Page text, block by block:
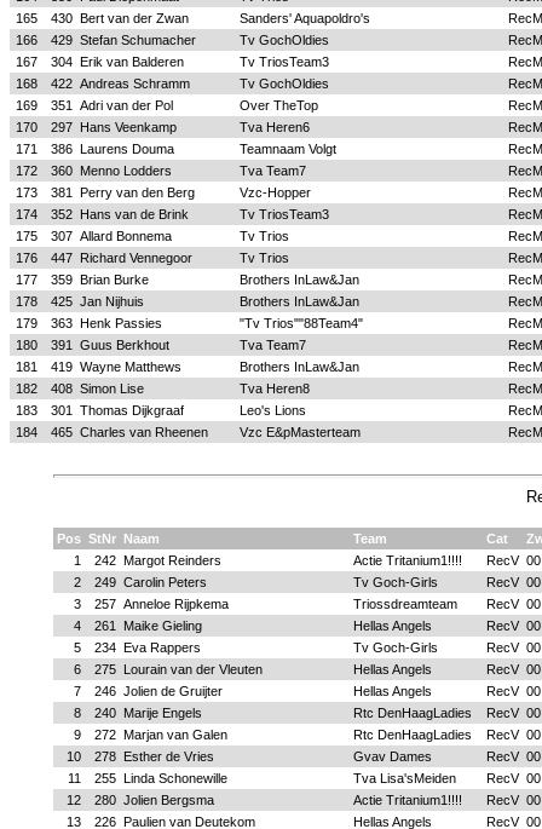
165
430 Bert van der Zwan Sanders' Aquapoldro's
RecM
166
429 Stefan Schumacher Tv GochOldies
RecM
167
304 Erik van Balderen Tv TriosTeam3
RecM
168
422 Andreas Schramm Tv GochOldies
RecM
169
351 Adri van der Pol Over TheTop
RecM
170
297 Hans Veenkamp Tva Heren6
RecM
171
386 Laurens Douma Teamnaam Volgt
RecM
172
360 Menno Lodders Tva Team7
RecM
173
381 Perry van den Berg Vzc-Hopper
RecM
174
352 Hans van de Brink Tv TriosTeam3
RecM
175
307 Allard Bonnema Tv Trios
RecM
176
447 Richard Vennegoor Tv Trios
RecM
177
359 Brian Burke Brothers InLaw&Jan
RecM
178
425 Jan Nijhuis Brothers InLaw&Jan
RecM
179
363 Henk Passies "Tv Trios""88Team4"
RecM
180
391 Guus Berkhout Tva Team7
RecM
181
419 Wayne Matthews Brothers InLaw&Jan
RecM
182
408 Simon Lise Tva Heren8
RecM
183
301 Thomas Dijkgraaf Leo's Lions
RecM
184
465 Charles van Rheenen Vzc E&pMasterteam RecM
Pos StNr Naam Team Cat
1
242 Margot Reinders Actie Tritanium1!!!! RecV
2
249 Carolin Peters Tv Goch-Girls RecV
3
257 Anneloe Rijpkema Triossdreamteam RecV
4
261 Maike Gieling Hellas Angels RecV
5
234 Eva Rappers Tv Goch-Girls RecV
6
275 Lourain van der Vleuten Hellas Angels RecV
7
246 Jolien de Gruijter Hellas Angels RecV
8
240 Marije Engels Rtc DenHaagLadies RecV
9
272 Marjan van Galen Rtc DenHaagLadies RecV
10
278 Esther de Vries Gvav Dames RecV
11
255 Linda Schonewille Tva Lisa'sMeiden RecV
12
280 Jolien Bergsma Actie Tritanium1!!!! RecV
13
226 Paulien van Deutekom Hellas Angels RecV